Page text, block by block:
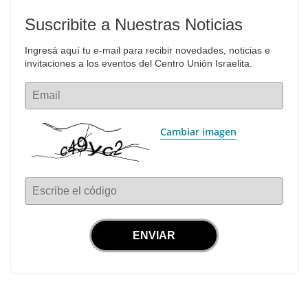
Suscribite a Nuestras Noticias
Ingresá aquí tu e-mail para recibir novedades, noticias e
invitaciones a los eventos del Centro Unión Israelita.
Email
Cambiar imagen
Escribe el código